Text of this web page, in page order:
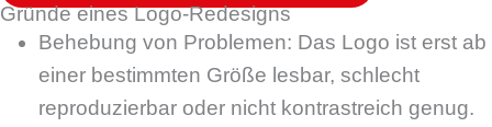
Gründe eines Logo-Redesigns
Behebung von Problemen: Das Logo ist erst ab
einer bestimmten Größe lesbar, schlecht
reproduzierbar oder nicht kontrastreich genug.